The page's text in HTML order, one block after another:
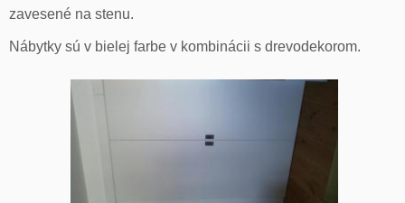
zavesené na stenu.
Nábytky sú v bielej farbe v kombinácii s drevodekorom.